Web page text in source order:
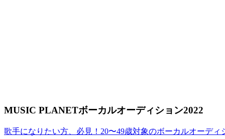
MUSIC PLANETボーカルオーディション2022
歌手になりたい方、必見！20〜49歳対象のボーカルオーディ